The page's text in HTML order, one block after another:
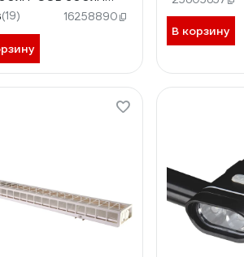
Li-Ion 4400mAh
(19) 16258890
В корзину